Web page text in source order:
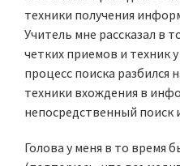
техники получения
Учитель мне рассказал в
четких приемов и техник
процесс поиска разбился
техники вхождения в
непосредственный
Голова у меня в то время